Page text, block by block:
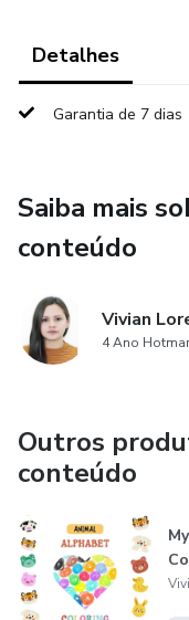
empolgante. Por
explorar o
Divirta-se, aprenda e
⸻
📦 O que está
✔️ 66 páginas para
✔️ Arquivo PDF em
padrão Carta EUA)
✔️ Download digital
uma gráfica
✔️ Nenhum produto
Detalhes
Garantia de 7 dias
Saiba mais
conteúdo
Vivian
4 Ano
Outros
conteúdo